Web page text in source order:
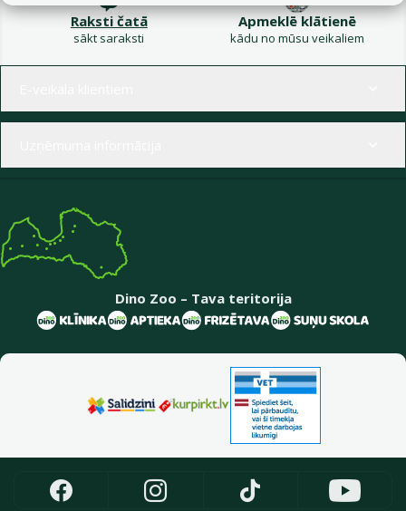
Raksti čatā
sākt saraksti
Apmeklē klātienē
kādu no mūsu veikaliem
Dino Zoo – Tava teritorija